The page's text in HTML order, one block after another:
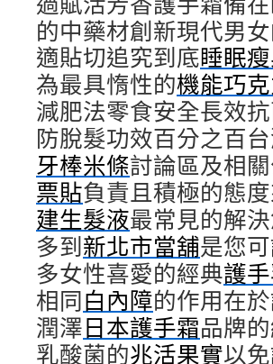
的中藥材創新現代男
適貼切追究到底睡眠
為最具惰性的機能巧
減肥法零食安全長效
防脫髮功效百分之百
牙棒米條討論區及相
票貼負責且積極的態
建生髮液最常見的解
多到新北市當舖是您
多女性喜愛的經典護
相同白內障的作用在
潤澤日本護手霜品牌
乳酸菌的兆活果實以